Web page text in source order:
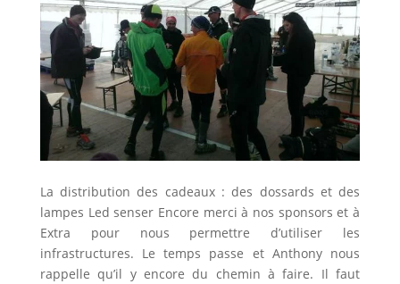
La distribution des cadeaux : des dossards et des
lampes Led senser Encore merci à nos sponsors et à
Extra pour nous permettre d’utiliser les
infrastructures. Le temps passe et Anthony nous
rappelle qu’il y encore du chemin à faire. Il faut